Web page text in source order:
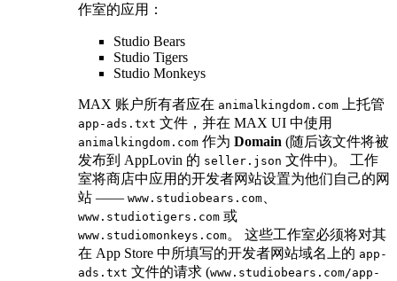
作室的应用：
Studio Bears
Studio Tigers
Studio Monkeys
MAX 账户所有者应在 animalkingdom.com 上托管
app-ads.txt 文件，并在 MAX UI 中使用
animalkingdom.com 作为 Domain (随后该文件将被
发布到 AppLovin 的 seller.json 文件中)。 工作
室将商店中应用的开发者网站设置为他们自己的网
站 —— www.studiobears.com
www.studiotigers.com 或
www.studiomonkeys.com。 这些工作室必须将对其
在 App Store 中所填写的开发者网站域名上的 app-
ads.txt 文件的请求 (www.studiobears.com/app-